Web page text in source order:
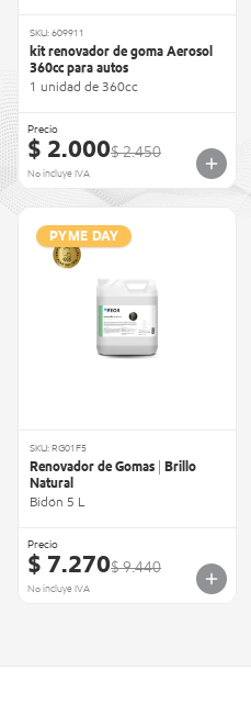
SKU: 609911
kit renovador de goma Aerosol
360cc para autos
1 unidad de 360cc
Precio
$ 2.000$ 2.450
No incluye IVA
PYME DAY
SKU: RG01F5
Renovador de Gomas | Brillo
Natural
Bidón 5 L
Precio
$ 7.270$ 9.440
No incluye IVA